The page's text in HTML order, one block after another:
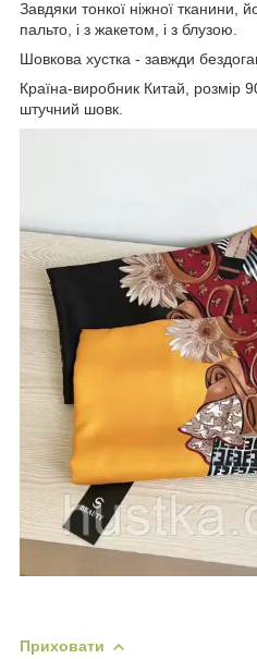
Завдяки тонкої ніжної тканини,
пальто, і з жакетом, і з блузою.
Шовкова хустка - завжди
Країна-виробник Китай, розмір
штучний шовк.
Приховати